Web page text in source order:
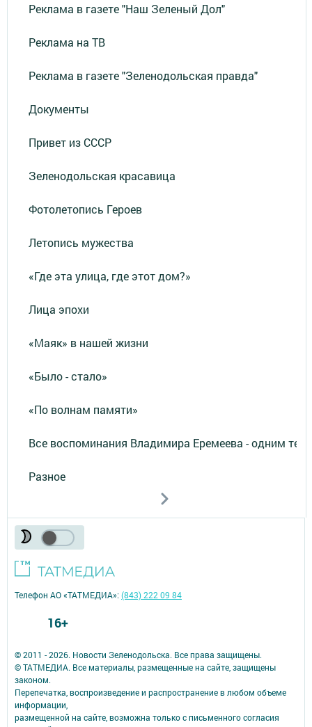
Реклама в газете "Наш Зеленый Дол"
Реклама на ТВ
Реклама в газете "Зеленодольская правда"
Документы
Привет из СССР
Зеленодольская красавица
Фотолетопись Героев
Летопись мужества
«Где эта улица, где этот дом?»
Лица эпохи
«Маяк» в нашей жизни
«Было - стало»
«По волнам памяти»
Все воспоминания Владимира Еремеева - одним
Разное
© 2011 - 2026. Новости Зеленодольска. Все права защищены.
© ТАТМЕДИА. Все материалы, размещенные на сайте, защищены
законом.
Перепечатка, воспроизведение и распространение в любом объеме
информации,
размещенной на сайте, возможна только с письменного согласия
Телефон АО «ТАТМЕДИА»:(843) 222 09 84
16+